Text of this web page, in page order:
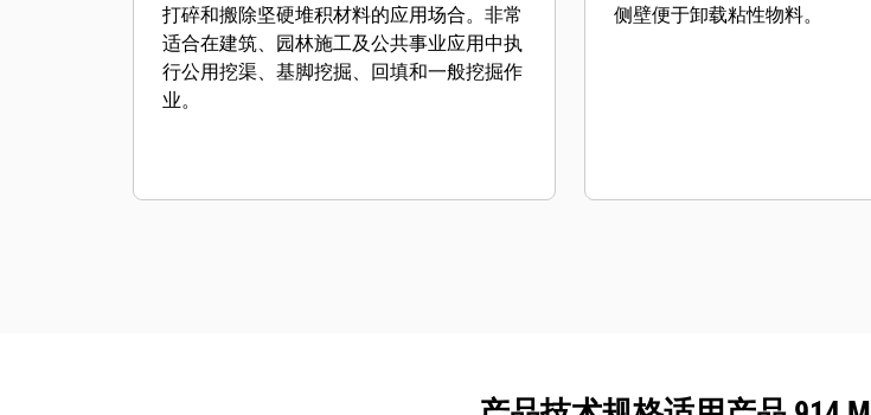
打碎和搬除坚硬堆积材料的应用场合。非常
适合在建筑、园林施工及公共事业应用中执
行公用挖渠、基脚挖掘、回填和一般挖掘作
业。
侧壁便于卸载粘性物料。